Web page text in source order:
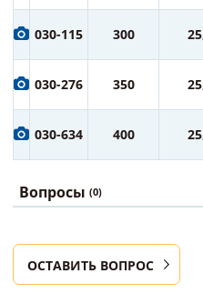
030-115 300
030-276 350
030-634 400
Вопросы (0)
ОСТАВИТЬ ВОПРОС